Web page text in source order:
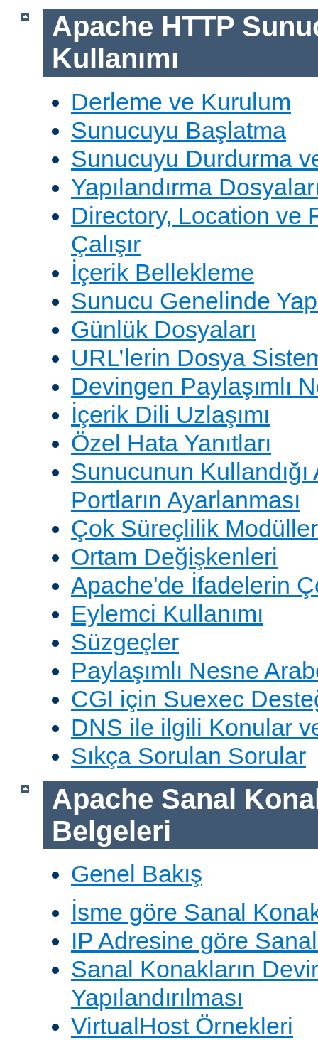
Apache HTTP
Kullanımı
Derleme ve Kurulum
Sunucuyu Başlatma
Sunucuyu Durdurma
Yapılandırma
Directory, Location ve
Çalışır
İçerik Bellekleme
Sunucu Genelinde
Günlük Dosyaları
URL’lerin Dosya
Devingen Paylaşımlı
İçerik Dili Uzlaşımı
Özel Hata Yanıtları
Sunucunun
Portların Ayarlanması
Çok Süreçlilik
Ortam Değişkenleri
Apache'de İfadelerin
Eylemci Kullanımı
Süzgeçler
Paylaşımlı Nesne
CGI için Suexec
DNS ile ilgili Konular
Sıkça Sorulan Sorular
Apache Sanal
Belgeleri
Genel Bakış
İsme göre Sanal
IP Adresine göre
Sanal Konakların
Yapılandırılması
VirtualHost Örnekleri